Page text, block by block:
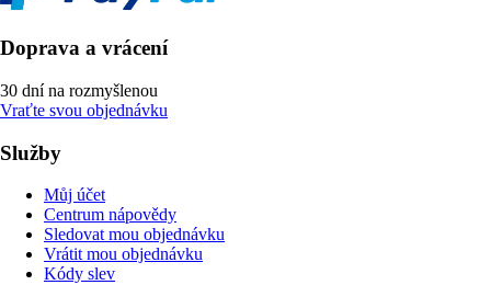
Doprava a vrácení
30 dní na rozmyšlenou
Vraťte svou objednávku
Služby
Můj účet
Centrum nápovědy
Sledovat mou objednávku
Vrátit mou objednávku
Kódy slev